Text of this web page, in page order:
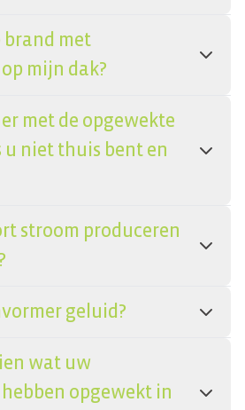
brand met
mijn dak?
met de opgewekte
niet thuis bent en
stroom produceren
geluid?
wat uw
opgewekt in